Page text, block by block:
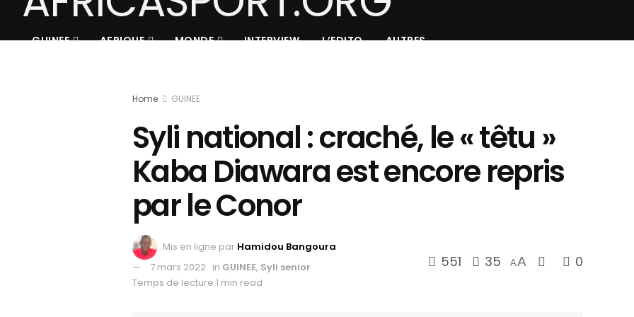
GUINEE AFRIQUE MONDE INTERVIEW L’EDITO AUTRES
Home GUINEE
Syli national : craché, le « têtu »
Kaba Diawara est encore repris
par le Conor
Mis en ligne par Hamidou Bangoura
7 mars 2022 in GUINEE, Syli senior
Temps de lecture:1 min read
551 35 AA 0